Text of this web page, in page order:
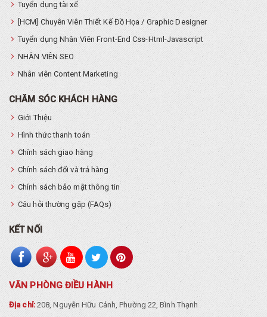
Tuyển dụng tài xế
[HCM] Chuyên Viên Thiết Kế Đồ Họa / Graphic Designer
Tuyển dụng Nhân Viên Front-End Css-Html-Javascript
NHÂN VIÊN SEO
Nhân viên Content Marketing
CHĂM SÓC KHÁCH HÀNG
Giới Thiệu
Hình thức thanh toán
Chính sách giao hàng
Chính sách đổi và trả hàng
Chính sách bảo mật thông tin
Câu hỏi thường gặp (FAQs)
KẾT NỐI
VĂN PHÒNG ĐIỀU HÀNH
Địa chỉ:208, Nguyễn Hữu Cảnh, Phường 22, Bình Thạnh